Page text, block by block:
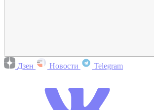
Дзен Новости Telegram